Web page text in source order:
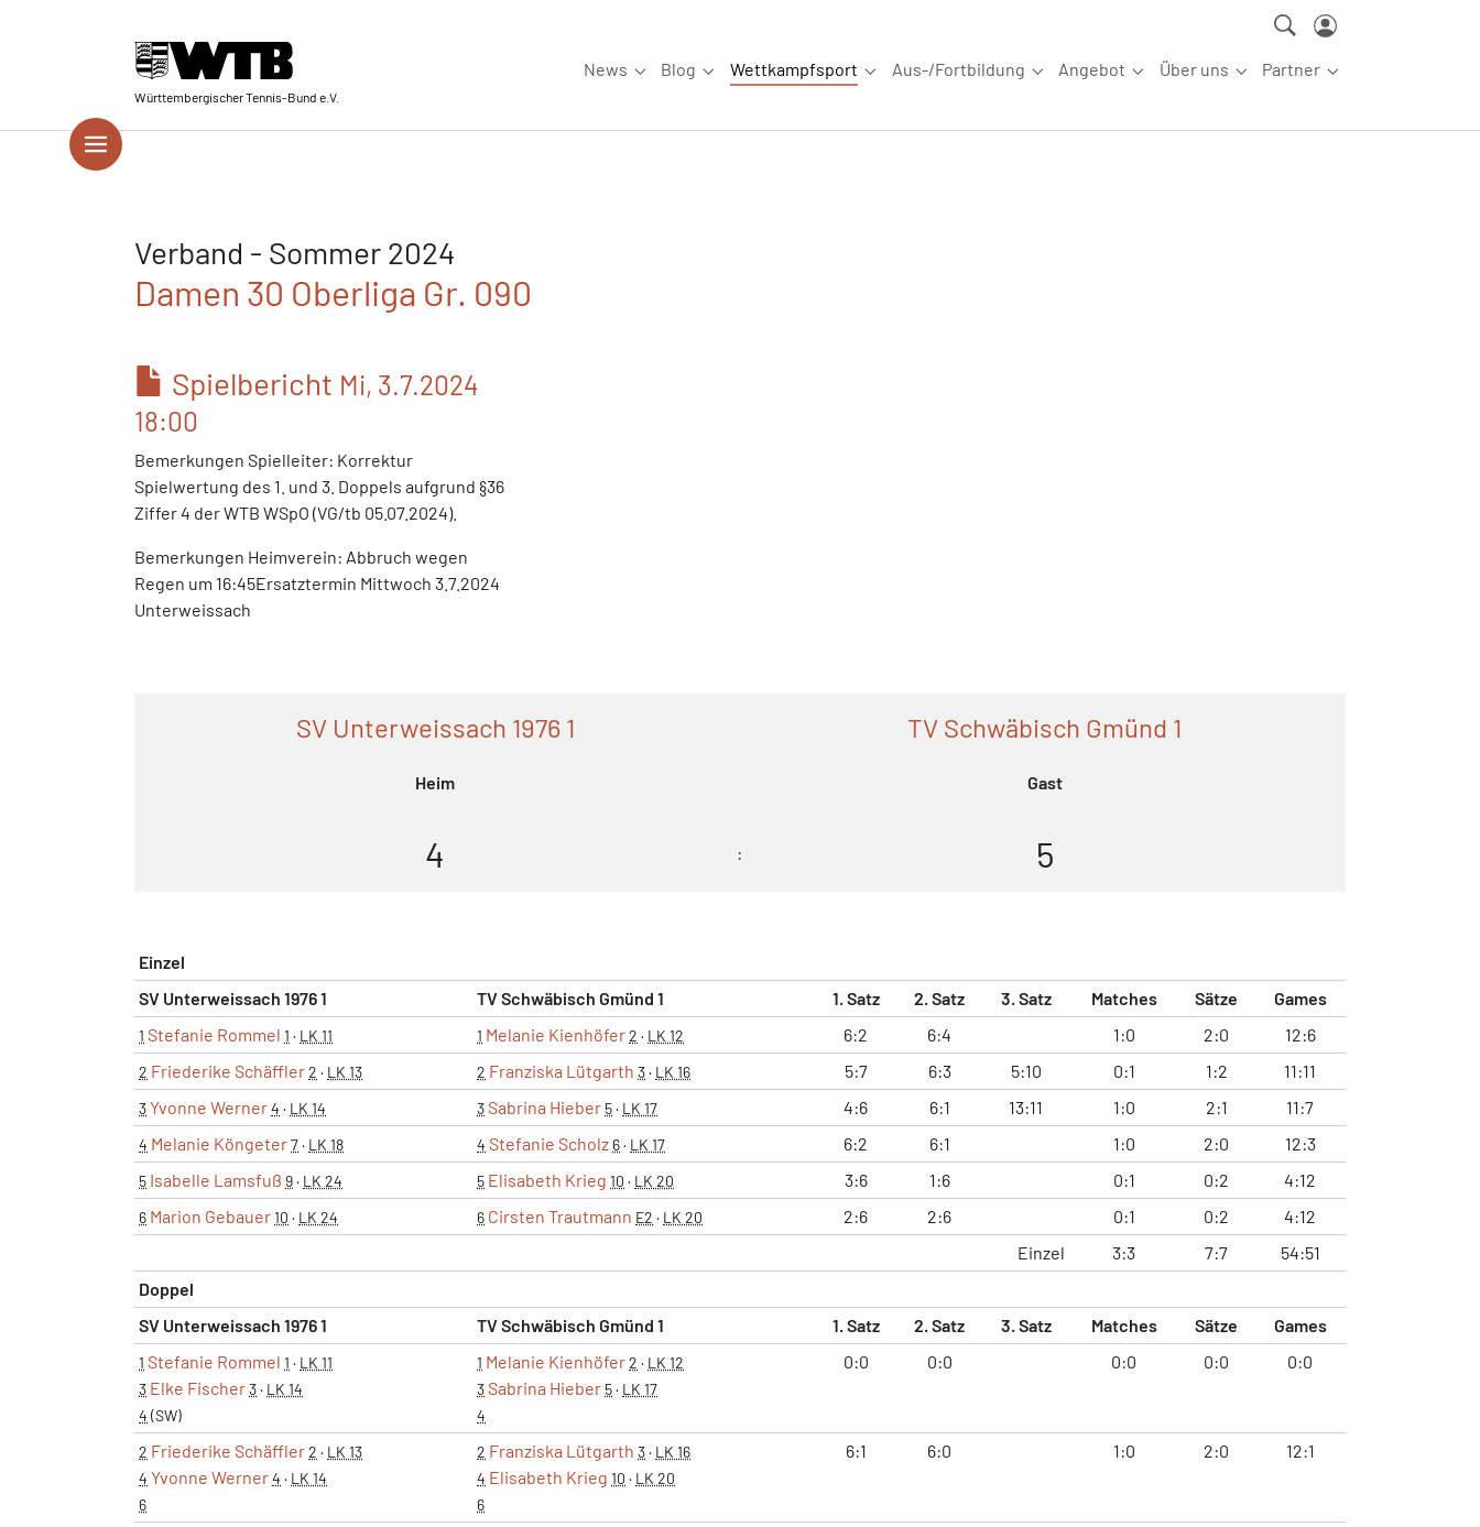
Württembergischer Tennis-Bund e.V.
News
Submenu for "News"
Blog
Submenu for "Blog"
Wettkampfsport
Submenu for "Wettkampfsport"
Aus-/Fortbildung
Submenu for "Aus-/Fortbildung"
Angebot
Submenu for "Angebot"
Über uns
Submenu for "Über uns"
Partner
Submenu for
Verband - Sommer 2024
Damen 30 Oberliga Gr. 090
Spielbericht Mi, 3.7.2024
18:00
Bemerkungen Spielleiter: Korrektur
Spielwertung des 1. und 3. Doppels aufgrund §36
Ziffer 4 der WTB WSpO (VG/tb 05.07.2024).
Bemerkungen Heimverein: Abbruch wegen
Regen um 16:45Ersatztermin Mittwoch 3.7.2024
Unterweissach
SV Unterweissach 1976 1
Heim
TV Schwäbisch Gmünd 1
Gast
4 : 5
Einzel
SV Unterweissach 1976 1
TV Schwäbisch Gmünd 1 1. Satz 2. Satz 3. Satz Matches Sätze Games
1 Stefanie Rommel 1 · LK 11 1 Melanie Kienhöfer2 · LK 12 6:2 6:4 1:0 2:0 12:6
2 Friederike Schäffler2 · LK 13 2 Franziska Lütgarth 3· LK 16 5:7 6:3 5:10 0:1 1:2 11:11
3Yvonne Werner4 · LK 14 3Sabrina Hieber 5· LK 17 4:6 6:1 13:11 1:0 2:1 11:7
4 Melanie Köngeter7· LK 18 4 Stefanie Scholz 6· LK 17 6:2 6:1 1:0 2:0 12:3
5 Isabelle Lamsfuß 9· LK 24 5 Elisabeth Krieg 10 · LK 20 3:6 1:6 0:1 0:2 4:12
6 Marion Gebauer10 · LK 24 6 Cirsten Trautmann E2 · LK 20 2:6 2:6 0:1 0:2
4:12
Einzel
3:3 7:7
54:51
Doppel
SV Unterweissach 1976 1
TV Schwäbisch Gmünd 1 1. Satz 2. Satz 3. Satz Matches Sätze Games
1 Stefanie Rommel 1 · LK 11
3 Elke Fischer3· LK 14
4 (SW)
1 Melanie Kienhöfer2 · LK 12
3Sabrina Hieber 5· LK 17
4
0:0 0:0 0:0 0:0 0:0
2 Friederike Schäffler2 · LK 13
4 Yvonne Werner4 · LK 14
6
2 Franziska Lütgarth 3· LK 16
4 Elisabeth Krieg 10 · LK 20
6
6:1 6:0 1:0 2:0 12:1